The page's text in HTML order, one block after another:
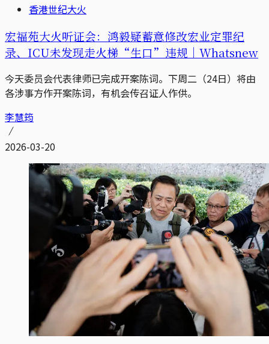
香港世纪大火
宏福苑大火听证会：鸿毅疑蓄意修改宏业定罪纪
录、ICU未发现走火梯“生口”违规｜Whatsnew
今天委员会代表律师已完成开案陈词。下周二（24日）将由
各涉事方作开案陈词，有机会传召证人作供。
李慧筠
2026-03-20